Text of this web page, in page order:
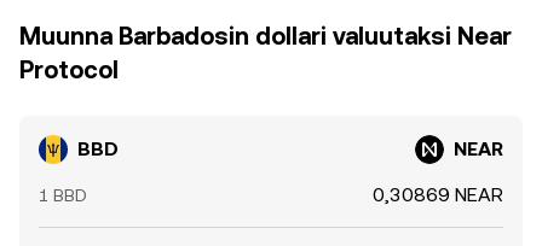
Muunna Barbadosin dollari valuutaksi Near
Protocol
BBD NEAR
1 BBD 0,30869 NEAR